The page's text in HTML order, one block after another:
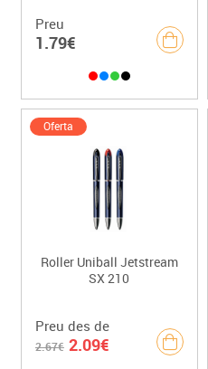
Preu
1.79€
Oferta
Roller Uniball Jetstream
SX 210
Preu des de
2.67€ 2.09€